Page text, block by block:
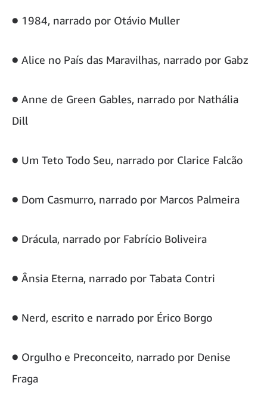
● 1984, narrado por Otávio Muller
● Alice no País das Maravilhas, narrado por Gabz
● Anne de Green Gables, narrado por Nathália
Dill
● Um Teto Todo Seu, narrado por Clarice Falcão
● Dom Casmurro, narrado por Marcos Palmeira
● Drácula, narrado por Fabrício Boliveira
● Ânsia Eterna, narrado por Tabata Contri
● Nerd, escrito e narrado por Érico Borgo
● Orgulho e Preconceito, narrado por Denise
Fraga